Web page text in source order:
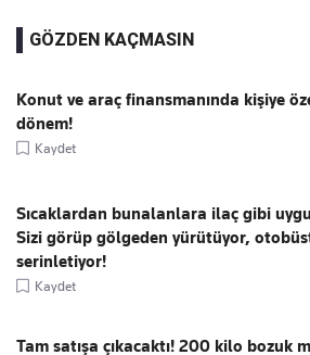
GÖZDEN KAÇMASIN
Konut ve araç finansmanında kişiye
dönem!
Kaydet
Sıcaklardan bunalanlara ilaç gibi
Sizi görüp gölgeden yürütüyor,
serinletiyor!
Kaydet
Tam satışa çıkacaktı! 200 kilo bozuk